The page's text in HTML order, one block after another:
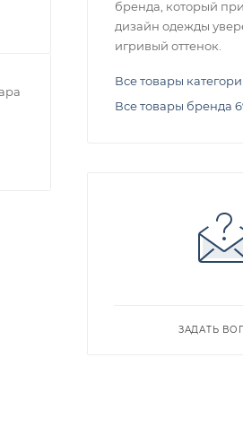
бренда, который
дизайн одежды
игривый оттенок.
Все товары
Все товары бренда
ЗАДАТЬ